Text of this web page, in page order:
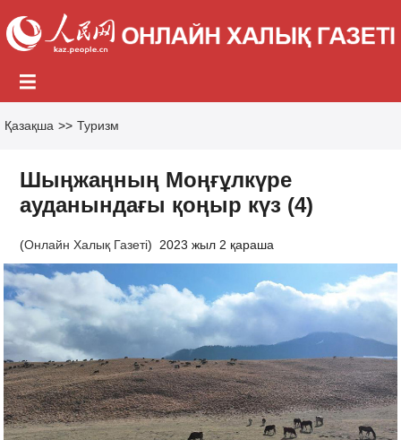
Қазақша >> Туризм
Шыңжаңның Моңғұлкүре
ауданындағы қоңыр күз (4)
(Онлайн Халық Газеті) 2023 жыл 2 қараша